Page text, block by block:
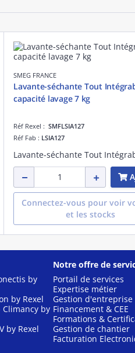
SMEG FRANCE
Lavante-séchante Tout
capacité lavage 7 kg
Réf Rexel : SMFLSIA127
Réf Fab : LSIA127
Connectez-vous pour voir
et les stocks
by
by Rexel
by
by Rexel
Notre offre de
Portail de services
Expertise métier
Gestion d'entreprise
Financement & CEE
Formations &
Gestion de chantier
Facturation